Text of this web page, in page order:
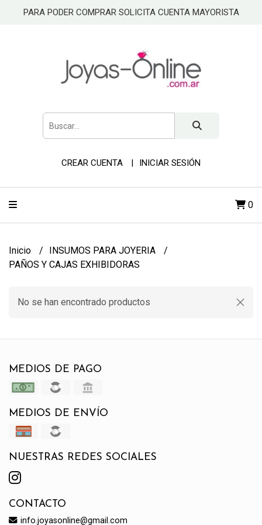
PARA PODER COMPRAR SOLICITA CUENTA MAYORISTA
CREAR CUENTA INICIAR SESIÓN
0
Inicio
INSUMOS PARA JOYERIA
PAÑOS Y CAJAS EXHIBIDORAS
No se han encontrado productos
MEDIOS DE PAGO
MEDIOS DE ENVÍO
NUESTRAS REDES SOCIALES
CONTACTO
info.joyasonline@gmail.com